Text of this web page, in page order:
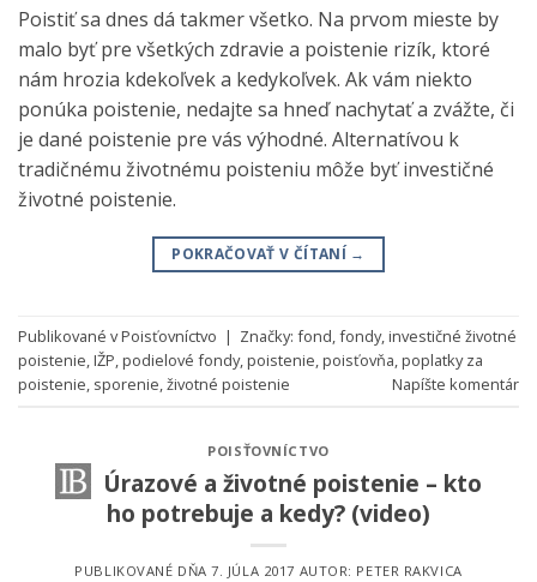
Poistiť sa dnes dá takmer všetko. Na prvom mieste by
malo byť pre všetkých zdravie a poistenie rizík, ktoré
nám hrozia kdekoľvek a kedykoľvek. Ak vám niekto
ponúka poistenie, nedajte sa hneď nachytať a zvážte, či
je dané poistenie pre vás výhodné. Alternatívou k
tradičnému životnému poisteniu môže byť investičné
životné poistenie.
POKRAČOVAŤ V ČÍTANÍ →
Publikované vPoisťovníctvo | Značky: fond,fondy,investičné životné
poistenie,IŽP,podielové fondy,poistenie,poisťovňa,poplatky za
poistenie, sporenie,životné poistenie Napíšte komentár
POISŤOVNÍCTVO
Úrazové a životné poistenie – kto
ho potrebuje a kedy? (video)
PUBLIKOVANÉ DŇA7. JÚLA 2017 AUTOR: PETER RAKVICA